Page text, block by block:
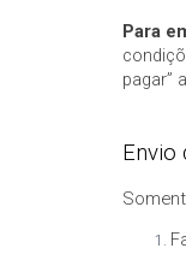
Para
pagar”
Envio